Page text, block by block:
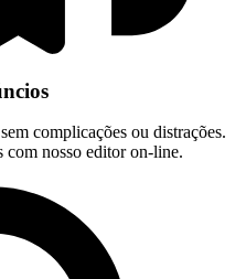
complicações ou distrações.
com nosso editor on-line.